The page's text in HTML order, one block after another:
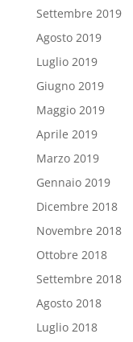
Settembre 2019
Agosto 2019
Luglio 2019
Giugno 2019
Maggio 2019
Aprile 2019
Marzo 2019
Gennaio 2019
Dicembre 2018
Novembre 2018
Ottobre 2018
Settembre 2018
Agosto 2018
Luglio 2018